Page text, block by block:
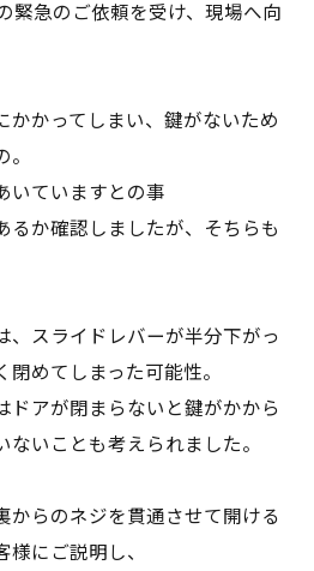
緊急のご依頼を受け、現場へ向
かかってしまい、鍵がないため
いていますとの事
るか確認しましたが、そちらも
、スライドレバーが半分下がっ
めてしまった可能性。
ドアが閉まらないと鍵がかから
いことも考えられました。
からのネジを貫通させて開ける
にご説明し、